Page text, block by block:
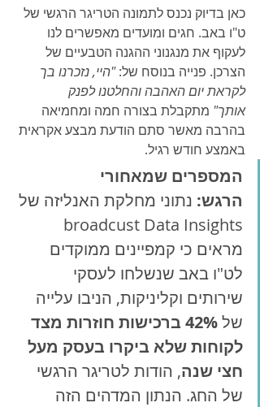
כאן בדיוק נכנס לתמונה הטריגר הרגשי של
ט"ו באב. חגים ומועדים מאפשרים לנו
לעקוף את מנגנוני ההגנה הטבעיים של
הצרכן. פנייה בנוסח של: "היי, נזכרנו בך
לקראת יום האהבה והחלטנו לפנק
אותך" מתקבלת בצורה חמה ומחמיאה
בהרבה מאשר סתם הודעת מבצע אקראית
באמצע חודש רגיל.
המספרים שמאחורי
הרגש: נתוני מחלקת האנליזה של
מראים כי קמפיינים ממוקדים
לט"ו באב שנשלחו לעסקי
שירותים וקליניקות, הניבו עלייה
של
42% ברכישות חוזרות מצד
לקוחות שלא ביקרו בעסק מעל
חצי שנה, הודות לטריגר הרגשי
של החג. הנתון המדהים הזה